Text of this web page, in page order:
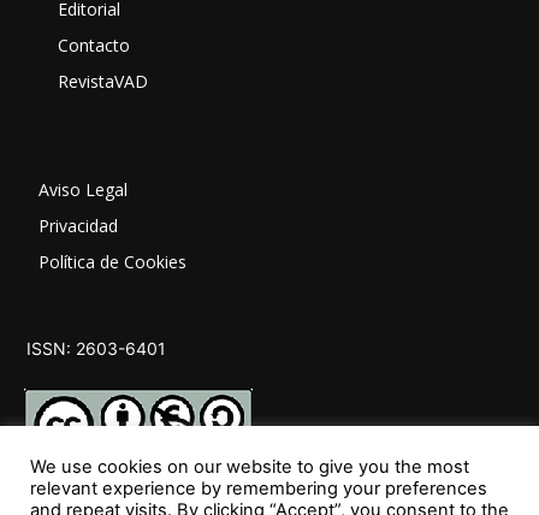
Editorial
Contacto
RevistaVAD
Aviso Legal
Privacidad
Política de Cookies
ISSN: 2603-6401
We use cookies on our website to give you the most
relevant experience by remembering your preferences
and repeat visits. By clicking “Accept”, you consent to the